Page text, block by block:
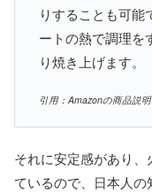
りすることも可能
ートの熱で調理を
り焼き上げます。
引用：Amazonの商品説
それに安定感があり
ているので、日本人の